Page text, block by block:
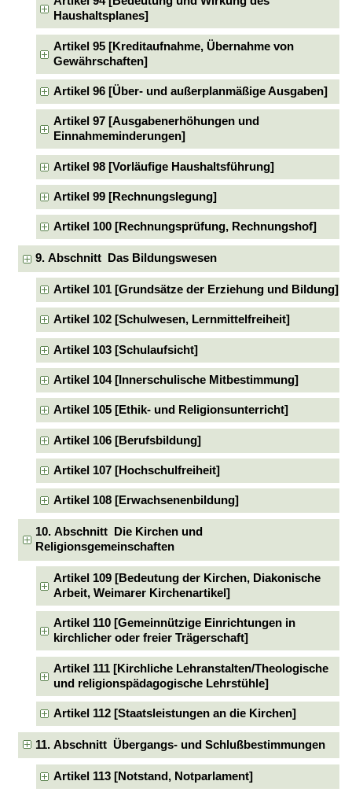
Haushaltsplanes]
Artikel 95 [Kreditaufnahme, Übernahme von
Gewährschaften]
Artikel 96 [Über- und außerplanmäßige Ausgaben]
Artikel 97 [Ausgabenerhöhungen und
Einnahmeminderungen]
Artikel 98 [Vorläufige Haushaltsführung]
Artikel 99 [Rechnungslegung]
Artikel 100 [Rechnungsprüfung, Rechnungshof]
9. Abschnitt Das Bildungswesen
Artikel 101 [Grundsätze der Erziehung und Bildung]
Artikel 102 [Schulwesen, Lernmittelfreiheit]
Artikel 103 [Schulaufsicht]
Artikel 104 [Innerschulische Mitbestimmung]
Artikel 105 [Ethik- und Religionsunterricht]
Artikel 106 [Berufsbildung]
Artikel 107 [Hochschulfreiheit]
Artikel 108 [Erwachsenenbildung]
10. Abschnitt Die Kirchen und
Religionsgemeinschaften
Artikel 109 [Bedeutung der Kirchen, Diakonische
Arbeit, Weimarer Kirchenartikel]
Artikel 110 [Gemeinnützige Einrichtungen in
kirchlicher oder freier Trägerschaft]
Artikel 111 [Kirchliche Lehranstalten/Theologische
und religionspädagogische Lehrstühle]
Artikel 112 [Staatsleistungen an die Kirchen]
11. Abschnitt Übergangs- und Schlußbestimmungen
Artikel 113 [Notstand, Notparlament]